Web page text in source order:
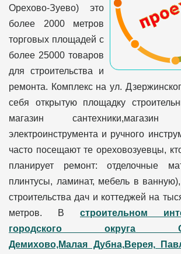
Орехово-Зуево) это
более 2000 метров
торговых площадей с
более 25000 товаров
для строительства и
ремонта. Комплекс на ул.
себя открытую площадку
магазин сантехники,магазин
электроинструмента и ручного
часто посещают те ореховозуевцы,
планирует ремонт: отделочные
плинтусы, ламинат, мебель в
строительства дач и коттеджей на
метров. В строительном
городского округа
Демихово,Малая Дубна,Верея,